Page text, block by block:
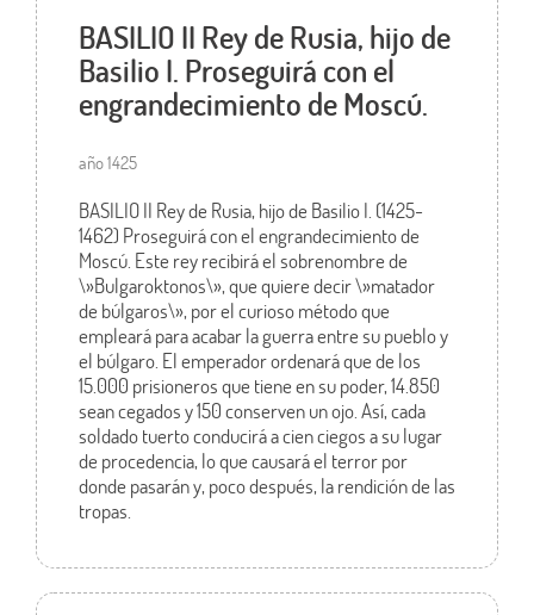
BASILIO II Rey de Rusia, hijo de
Basilio I. Proseguirá con el
engrandecimiento de Moscú.
año 1425
BASILIO II Rey de Rusia, hijo de Basilio I. (1425-
1462) Proseguirá con el engrandecimiento de
Moscú. Este rey recibirá el sobrenombre de
\»Bulgaroktonos\», que quiere decir \»matador
de búlgaros\», por el curioso método que
empleará para acabar la guerra entre su pueblo y
el búlgaro. El emperador ordenará que de los
15.000 prisioneros que tiene en su poder, 14.850
sean cegados y 150 conserven un ojo. Así, cada
soldado tuerto conducirá a cien ciegos a su lugar
de procedencia, lo que causará el terror por
donde pasarán y, poco después, la rendición de las
tropas.